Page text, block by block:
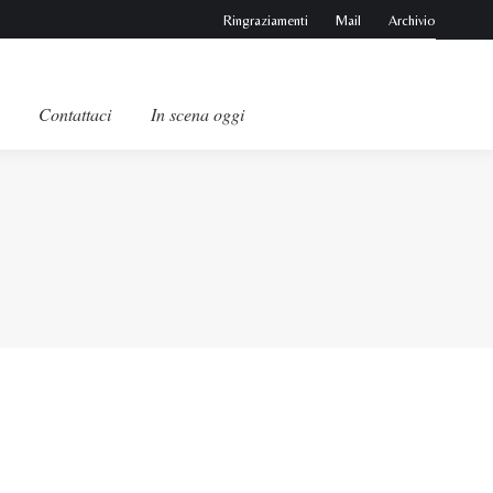
Ringraziamenti Mail Archivio
Contattaci In scena oggi